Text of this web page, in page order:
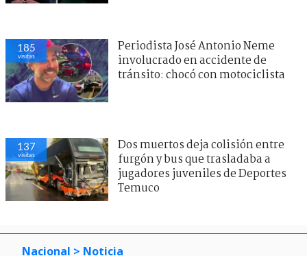
185
visitas
Periodista José Antonio Neme
involucrado en accidente de
tránsito: chocó con motociclista
137
visitas
Dos muertos deja colisión entre
furgón y bus que trasladaba a
jugadores juveniles de Deportes
Temuco
Nacional > Noticia